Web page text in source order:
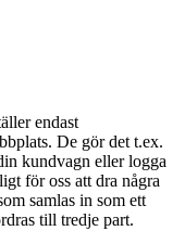
endast
De gör det t.ex.
kundvagn eller logga
för oss att dra några
samlas in som ett
till tredje part.